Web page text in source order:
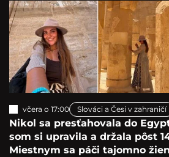
včera o 17:00 Slováci a Česi v zahraničí
Nikol sa presťahovala do
som si upravila a držala pôst
Miestnym sa páči tajomno žien